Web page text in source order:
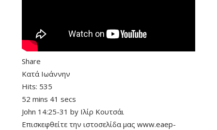
Share
Κατά Ιωάννην
Hits: 535
52 mins 41 secs
John 14:25-31 by Ιλίρ Κουτσάι
Επισκεφθείτε την ιστοσελίδα μας www.eaep-